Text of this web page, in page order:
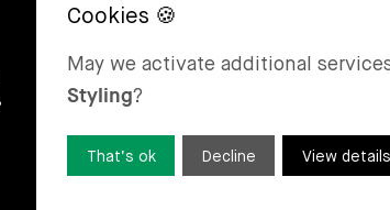
BASEL
Bär & Karrer AG
Lange Gasse 47
Switzerland
ST MORITZ
Switzerland
May we activate additional
Styling?
View details
Decline
That’s ok